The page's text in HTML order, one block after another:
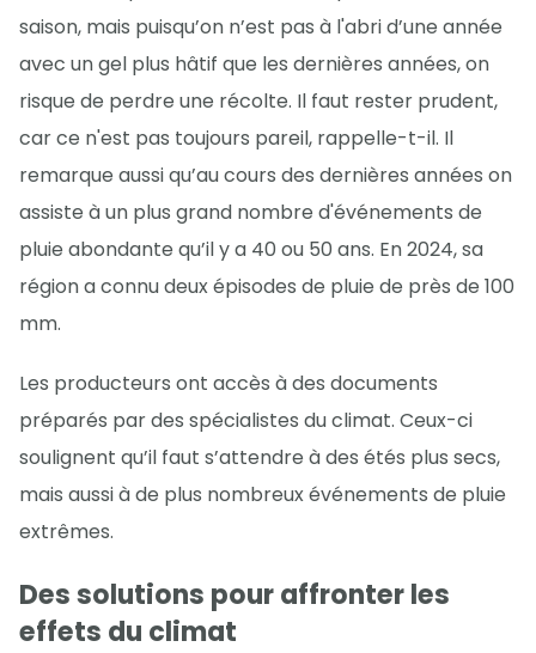
saison, mais puisqu’on n’est pas à l'abri d’une année
avec un gel plus hâtif que les dernières années, on
risque de perdre une récolte. Il faut rester prudent,
car ce n'est pas toujours pareil, rappelle-t-il. Il
remarque aussi qu’au cours des dernières années on
assiste à un plus grand nombre d'événements de
pluie abondante qu’il y a 40 ou 50 ans. En 2024, sa
région a connu deux épisodes de pluie de près de 100
mm.
Les producteurs ont accès à des documents
préparés par des spécialistes du climat. Ceux-ci
soulignent qu’il faut s’attendre à des étés plus secs,
mais aussi à de plus nombreux événements de pluie
extrêmes.
Des solutions pour affronter les
effets du climat